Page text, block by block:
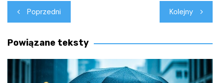
Nawigacja
wpisu
Poprzedni Kolejny
Powiązane teksty